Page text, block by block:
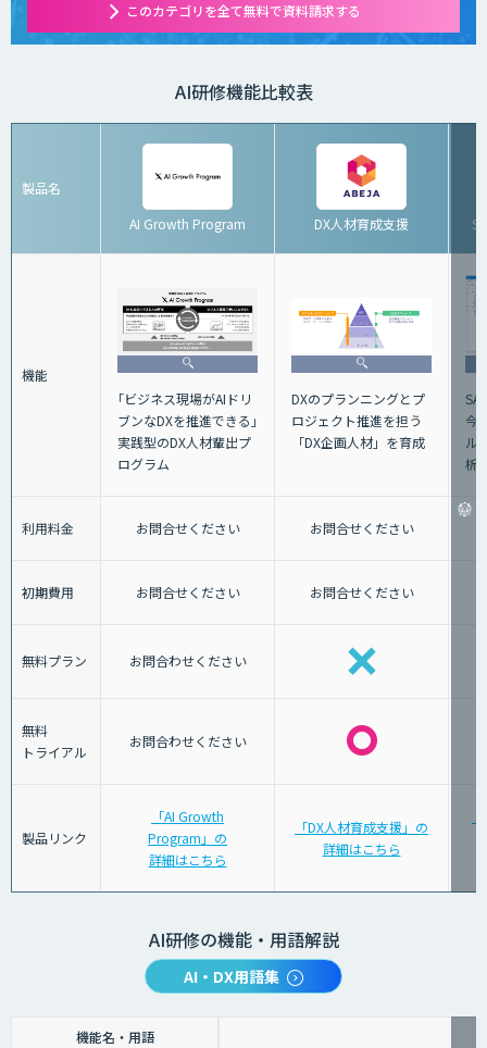
このカテゴリを全て無料で資料請求する
AI研修機能比較表
製品名
AI Growth Program
DX人材育成支援
機能
｢ビジネス現場がAIドリ
ブンなDXを推進できる｣
実践型のDX人材輩出プ
ログラム
DXのプランニングとプ
ロジェクト推進を担う
「DX企画人材」を育成
今
ル
析
利用料金 お問合せください お問合せください
初期費用 お問合せください お問合せください
無料プラン お問合わせください
無料
トライアル
お問合わせください
製品リンク
「AI Growth
Program」の
詳細はこちら
「DX人材育成支援」の
詳細はこちら
AI研修の機能・用語解説
AI・DX用語集
機能名・用語